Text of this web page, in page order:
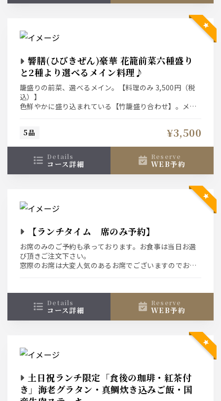
響膳(ひびきぜん)豪華 花籠前菜六種盛り
と2種より選べるメイン料理♪
籠盛りの前菜、選べるメイン。【料理のみ 3,500円（税
込）】
色鮮やかに盛り込まれている【竹籠盛り合わせ】。メイ
ン。
5品 ¥3,500
details
コース詳細
reserve
WEB予約
【ランチタイム 席のみ予約】
お席のみのご予約も承っております。お食事は当日お選
び頂きご注文下さい。
窓際のお席は大変人気のあるお席でございますのでお早
details
コース詳細
reserve
WEB予約
土日祝ランチ限定「食後の珈琲・紅茶付
き」海老グラタン・真鯛炊き込みご飯・国